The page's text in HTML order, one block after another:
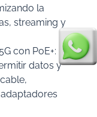
la
streaming y
con PoE+:
datos y